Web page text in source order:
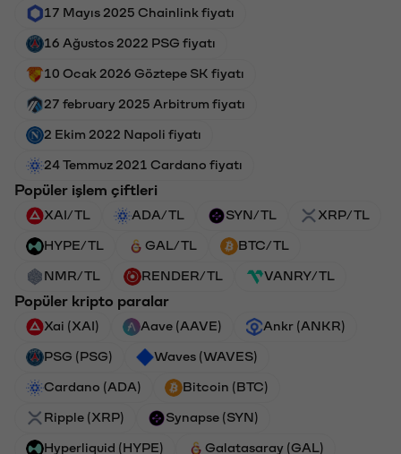
17 Mayıs 2025 Chainlink fiyatı
16 Ağustos 2022 PSG fiyatı
10 Ocak 2026 Göztepe SK fiyatı
27 february 2025 Arbitrum fiyatı
2 Ekim 2022 Napoli fiyatı
24 Temmuz 2021 Cardano fiyatı
Popüler işlem çiftleri
XAI/TL ADA/TL SYN/TL XRP/TL
HYPE/TL GAL/TL BTC/TL
NMR/TL RENDER/TL VANRY/TL
Popüler kripto paralar
Xai (XAI) Aave (AAVE) Ankr (ANKR)
PSG (PSG) Waves (WAVES)
Cardano (ADA) Bitcoin (BTC)
Ripple (XRP) Synapse (SYN)
Hyperliquid (HYPE) Galatasaray (GAL)